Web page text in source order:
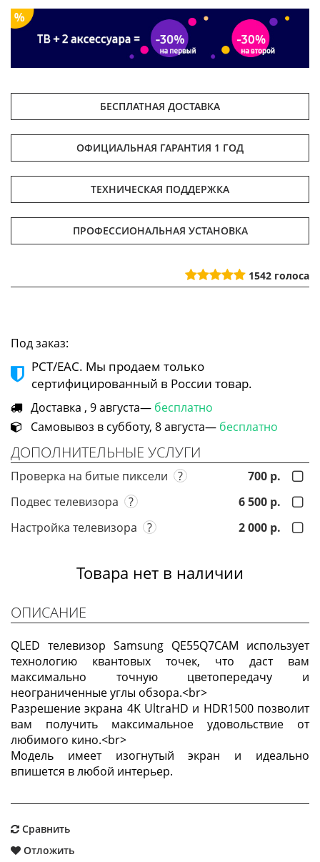
БЕСПЛАТНАЯ ДОСТАВКА
ОФИЦИАЛЬНАЯ ГАРАНТИЯ 1 ГОД
ТЕХНИЧЕСКАЯ ПОДДЕРЖКА
ПРОФЕССИОНАЛЬНАЯ УСТАНОВКА
1542 голоса
Под заказ:
РСТ/ЕАС. Мы продаем только
сертифицированный в России товар.
Доставка , 9 августа— бесплатно
Самовывоз в субботу, 8 августа— бесплатно
ДОПОЛНИТЕЛЬНЫЕ УСЛУГИ
Проверка на битые пиксели ?
700 р.
Подвес телевизора
?
6 500 р.
Настройка телевизора
? 2 000 р.
Товара нет в наличии
ОПИСАНИЕ
QLED телевизор Samsung QE55Q7СAM использует
технологию квантовых точек, что даст вам
максимально точную цветопередачу и
неограниченные углы обзора.<br>
Разрешение экрана 4K UltraHD и HDR1500 позволит
вам получить максимальное удовольствие от
любимого кино.<br>
Модель имеет изогнутый экран и идеально
впишется в любой интерьер.
Сравнить
Отложить